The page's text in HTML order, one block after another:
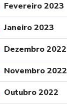
Fevereiro 2023
Janeiro 2023
Dezembro 2022
Novembro 2022
Outubro 2022